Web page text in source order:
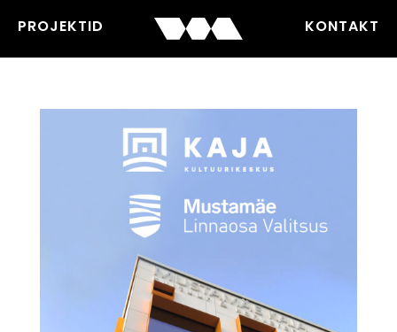
PROJEKTID KONTAKT